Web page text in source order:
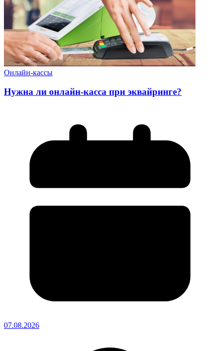
Онлайн-кассы
Нужна ли онлайн-касса при эквайринге?
07.08.2026